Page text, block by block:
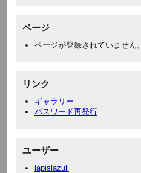
ページ
ページが登録されていません。
リンク
ギャラリー
パスワード再発行
ユーザー
lapislazuli